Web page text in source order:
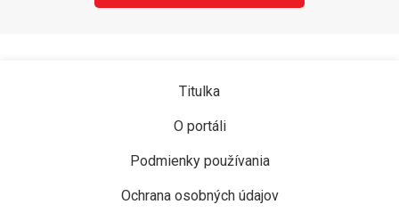
Titulka
O portáli
Podmienky používania
Ochrana osobných údajov